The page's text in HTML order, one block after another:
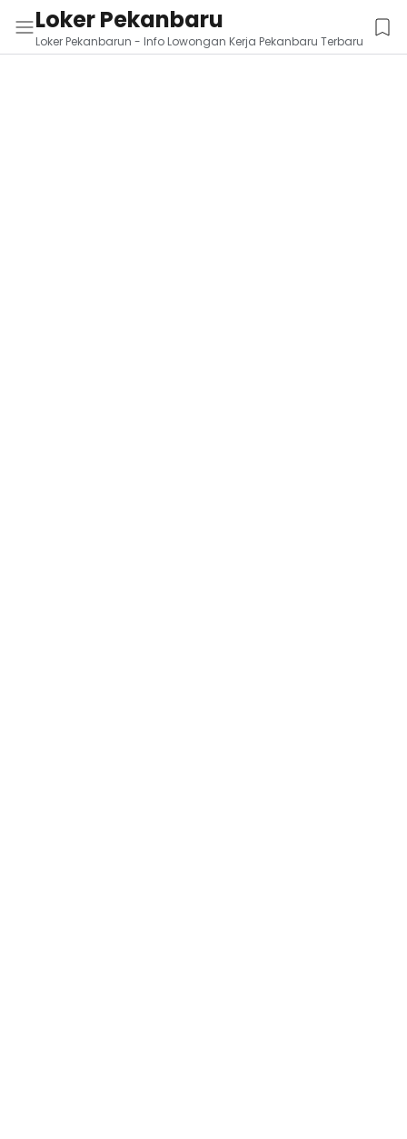
Loker Pekanbaru
Loker Pekanbarun - Info Lowongan Kerja Pekanbaru Terbaru